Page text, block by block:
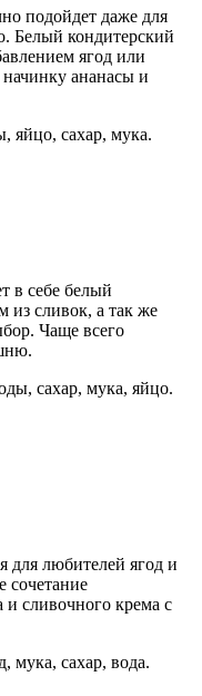
подойдет даже для
Белый кондитерский
ягод или
ананасы и
яйцо, сахар, мука.
в себе белый
из сливок, а так же
Чаще всего
сахар, мука, яйцо.
для любителей ягод и
сочетание
и сливочного крема с
мука, сахар, вода.